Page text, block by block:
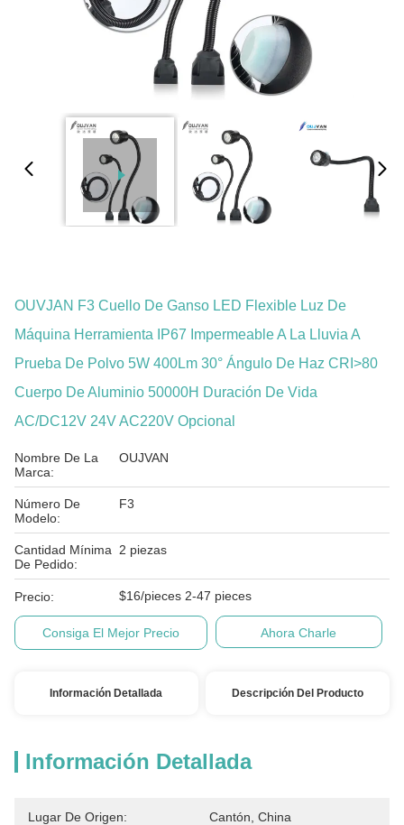
OUVJAN F3 Cuello De Ganso LED Flexible Luz De
Máquina Herramienta IP67 Impermeable A La Lluvia A
Prueba De Polvo 5W 400Lm 30° Ángulo De Haz CRI>80
Cuerpo De Aluminio 50000H Duración De Vida
AC/DC12V 24V AC220V Opcional
Nombre De La
Marca:
OUJVAN
Número De
Modelo:
F3
Cantidad Mínima
De Pedido:
2 piezas
Precio: $16/pieces 2-47 pieces
Consiga El Mejor Precio Ahora Charle
Información Detallada Descripción Del Producto
Información Detallada
Lugar De Origen: Cantón, China